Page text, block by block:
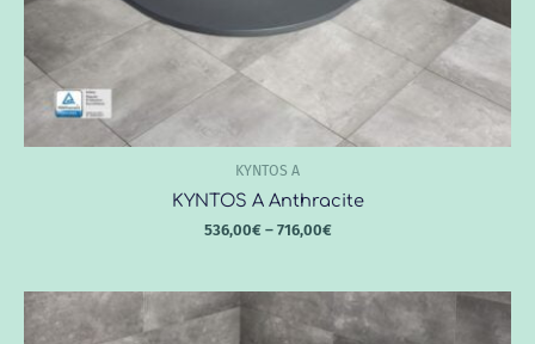
a
é
KYNTOS A
KYNTOS A Anthracite
536,00€– 716,00€